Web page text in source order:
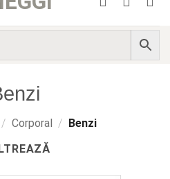
/ Corporal /
Benzi